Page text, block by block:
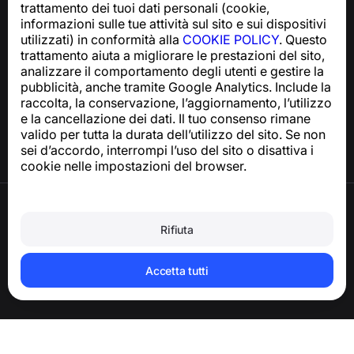
trattamento dei tuoi dati personali (cookie,
informazioni sulle tue attività sul sito e sui dispositivi
utilizzati) in conformità alla COOKIE POLICY. Questo
trattamento aiuta a migliorare le prestazioni del sito,
analizzare il comportamento degli utenti e gestire la
pubblicità, anche tramite Google Analytics. Include la
raccolta, la conservazione, l’aggiornamento, l’utilizzo
e la cancellazione dei dati. Il tuo consenso rimane
valido per tutta la durata dell’utilizzo del sito. Se non
sei d’accordo, interrompi l’uso del sito o disattiva i
cookie nelle impostazioni del browser.
Rifiuta
Accetta tutti
support@numbuster.com
Centro assistenza
Notizie e articoli
Informazioni sul progetto
Contatti
Eliminare l’account e i dati personali